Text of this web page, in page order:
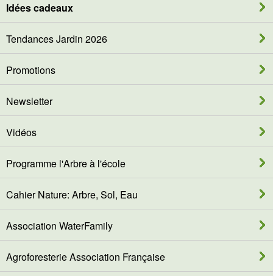
Idées cadeaux
Tendances Jardin 2026
Promotions
Newsletter
Vidéos
Programme l'Arbre à l'école
Cahier Nature: Arbre, Sol, Eau
Association WaterFamily
Agroforesterie Association Française